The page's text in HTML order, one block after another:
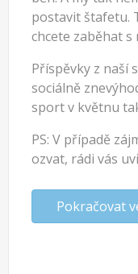
postavit štafetu.
chcete zaběhat s
Příspěvky z naší
sociálně
sport v květnu
PS: V případě
ozvat, rádi vás
Pokračovat